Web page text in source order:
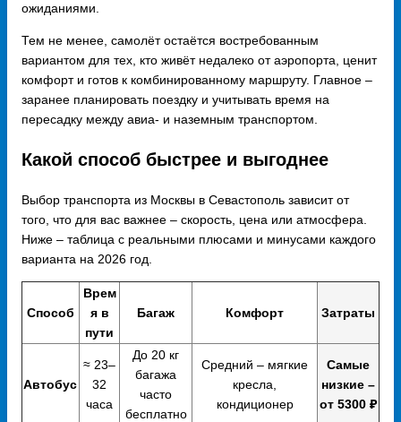
ожиданиями.
Тем не менее, самолёт остаётся востребованным
вариантом для тех, кто живёт недалеко от аэропорта, ценит
комфорт и готов к комбинированному маршруту. Главное –
заранее планировать поездку и учитывать время на
пересадку между авиа- и наземным транспортом.
Какой способ быстрее и выгоднее
Выбор транспорта из Москвы в Севастополь зависит от
того, что для вас важнее – скорость, цена или атмосфера.
Ниже – таблица с реальными плюсами и минусами каждого
варианта на 2026 год.
Способ
Врем
я в
пути
Багаж Комфорт Затраты
Автобус
≈ 23–
32
часа
До 20 кг
багажа
часто
бесплатно
Средний – мягкие
кресла,
кондиционер
Самые
низкие –
от 5300 ₽